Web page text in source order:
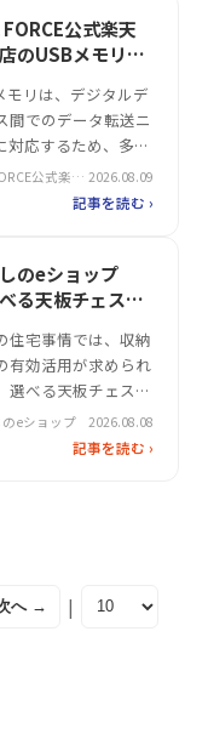
続に対応し、家庭や
スで幅広い用途に適
付けHDDは、テレビ
ム機との連動機能を
公式楽天
のUSBメモリ
アダプタ セ
すすめ
モリは、デジタルデ
間でのデータ転送ニ
対応するため、多様
で活用されている。
スマートフォンやタ
品は注目を集める。
は、USB3.0とUSB-C
スでの利用が可能。
回転式のデザ…
公式楽天 2026.08.09
記事を読む ›
のeショップ
べる天板チェス
具
住宅事情では、収納
有効活用が求められ
選べる天板チェスト
性を重視した収納家
て注目を集めていま
イドのサイズ展開や
マイズを可能に。素
ポリプロピレンとメ
のeショップ 2026.08.08
記事を読む ›
へ → |